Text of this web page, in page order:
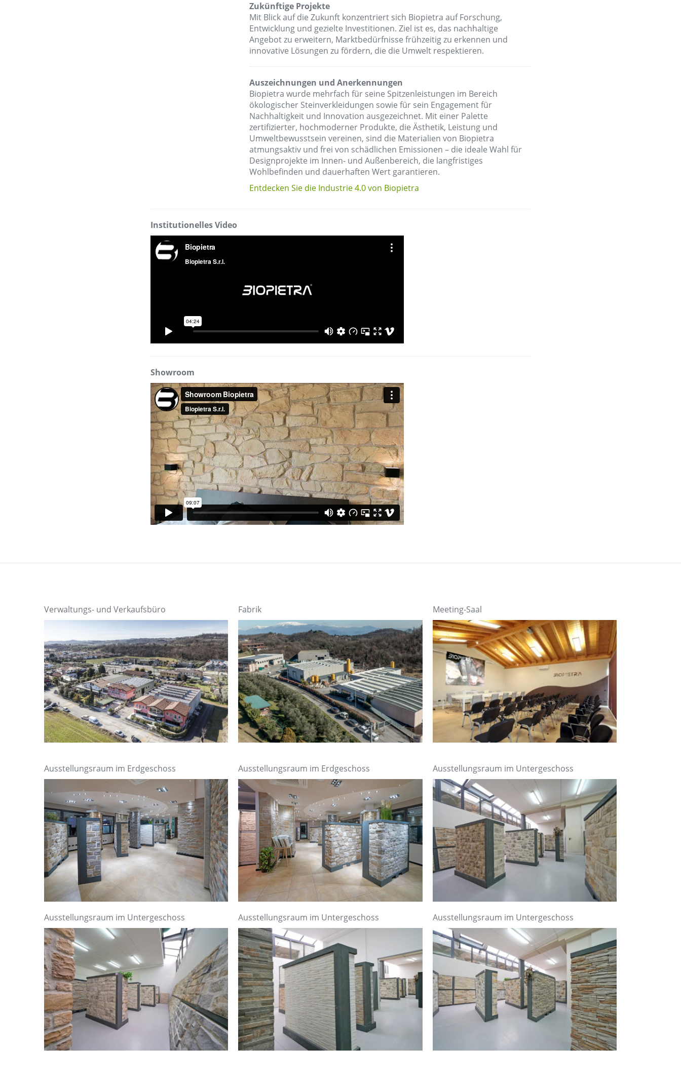
Zukünftige Projekte
Mit Blick auf die Zukunft konzentriert sich Biopietra auf Forschung,
Entwicklung und gezielte Investitionen. Ziel ist es, das nachhaltige
Angebot zu erweitern, Marktbedürfnisse frühzeitig zu erkennen und
innovative Lösungen zu fördern, die die Umwelt respektieren.
Auszeichnungen und Anerkennungen
Biopietra wurde mehrfach für seine Spitzenleistungen im Bereich
ökologischer Steinverkleidungen sowie für sein Engagement für
Nachhaltigkeit und Innovation ausgezeichnet. Mit einer Palette
zertifizierter, hochmoderner Produkte, die Ästhetik, Leistung und
Umweltbewusstsein vereinen, sind die Materialien von Biopietra
atmungsaktiv und frei von schädlichen Emissionen – die ideale Wahl für
Designprojekte im Innen- und Außenbereich, die langfristiges
Wohlbefinden und dauerhaften Wert garantieren.
Entdecken Sie die Industrie 4.0 von Biopietra
Institutionelles Video
Showroom
Verwaltungs- und Verkaufsbüro Fabrik Meeting-Saal
Ausstellungsraum im Erdgeschoss Ausstellungsraum im Erdgeschoss Ausstellungsraum im Untergeschoss
Ausstellungsraum im Untergeschoss Ausstellungsraum im Untergeschoss Ausstellungsraum im Untergeschoss